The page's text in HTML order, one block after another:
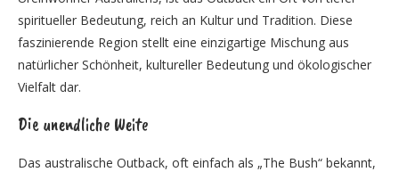
spiritueller Bedeutung, reich an Kultur und Tradition. Diese
faszinierende Region stellt eine einzigartige Mischung aus
natürlicher Schönheit, kultureller Bedeutung und ökologischer
Vielfalt dar.
Die unendliche Weite
Das australische Outback, oft einfach als „The Bush“ bekannt,